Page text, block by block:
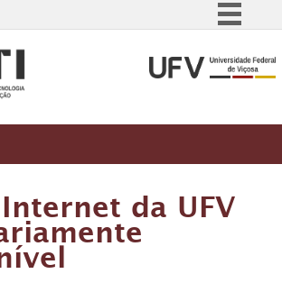
Comunica BR
da UFV